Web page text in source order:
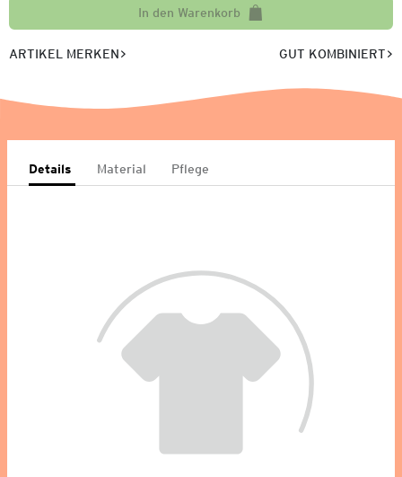
In den Warenkorb
ARTIKEL MERKEN GUT KOMBINIERT
Details Material Pflege